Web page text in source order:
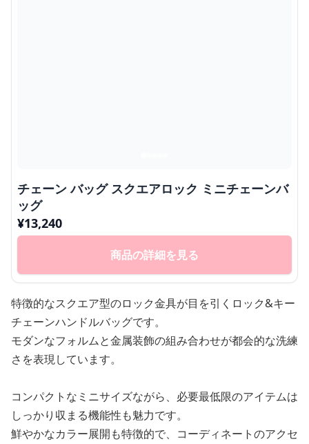
チェーン バッグ スクエアロック ミニチェーンバ
ッグ
¥13,240
商品の詳細を見る
特徴的なスクエア型のロック金具が目を引くロック&キー
チェーンハンドルバッグです。
モダンなフォルムと金属装飾の組み合わせが都会的な洗練
さを表現しています。
コンパクトなミニサイズながら、必要最低限のアイテムは
しっかり収まる機能性も魅力です。
鮮やかなカラー展開も特徴的で、コーディネートのアクセ